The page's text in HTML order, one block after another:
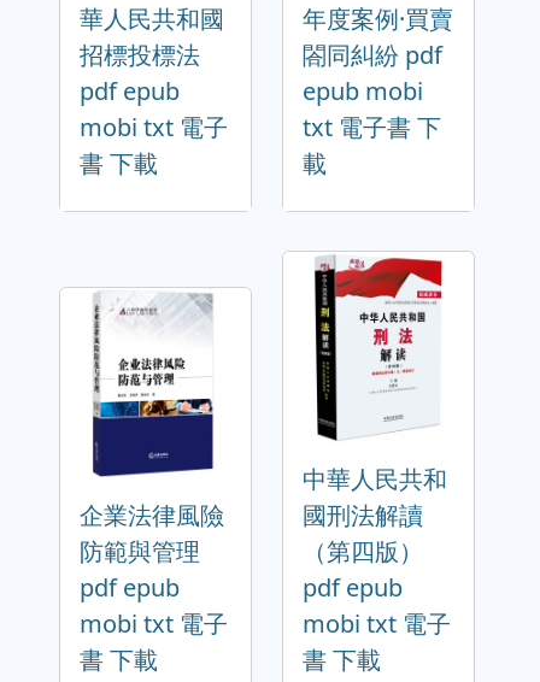
華人民共和國
招標投標法
pdf epub
mobi txt 電子
書 下載
年度案例·買賣
閤同糾紛 pdf
epub mobi
txt 電子書 下
載
企業法律風險
防範與管理
pdf epub
mobi txt 電子
書 下載
中華人民共和
國刑法解讀
（第四版）
pdf epub
mobi txt 電子
書 下載